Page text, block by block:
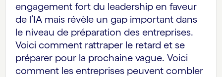
engagement fort du leadership en faveur
de l’IA mais révèle un gap important dans
le niveau de préparation des entreprises.
Voici comment rattraper le retard et se
préparer pour la prochaine vague. Voici
comment les entreprises peuvent combler